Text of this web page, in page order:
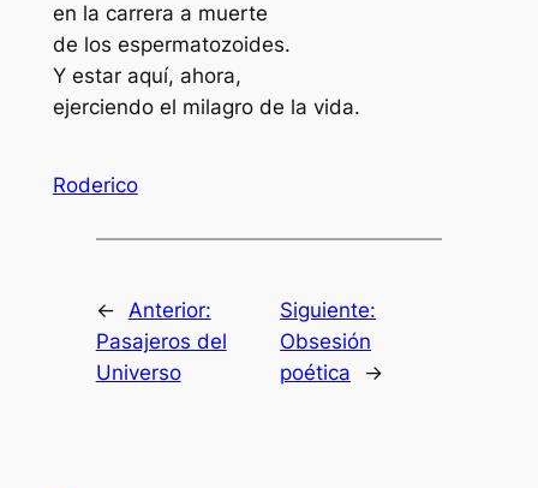
en la carrera a muerte
de los espermatozoides.
Y estar aquí, ahora,
ejerciendo el milagro de la vida.
Roderico
← Anterior:
Pasajeros del
Universo
Siguiente:
Obsesión
poética
→